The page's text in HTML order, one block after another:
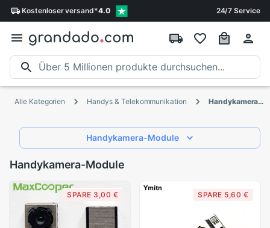
Kostenloserversand*4.0 24/7 Service
Alle Kategorien Handys & Telekommunikation Handykamera-Module
Handykamera-Module
Handykamera-Module
SPARE 3,00 € SPARE 5,60 €